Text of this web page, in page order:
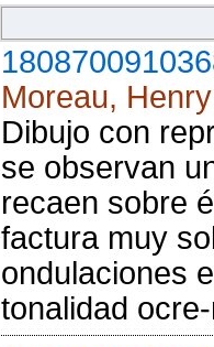
Moreau, Henry
Dibujo con
se observan
recaen sobre
factura muy
ondulaciones
tonalidad